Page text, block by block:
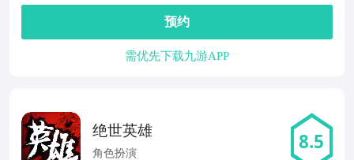
预约
需优先下载九游APP
绝世英雄
角色扮演 8.5